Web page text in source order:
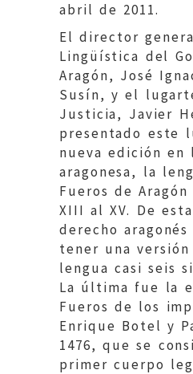
abril de 2011.
El director
Lingüística del
Aragón, José
Susín, y el
Justicia, Javier
presentado este
nueva edición en
aragonesa, la
Fueros de
XIII al XV. De
derecho
tener una
lengua casi seis
La última fue la
Fueros de los
Enrique Botel y
1476, que se
primer cuerpo